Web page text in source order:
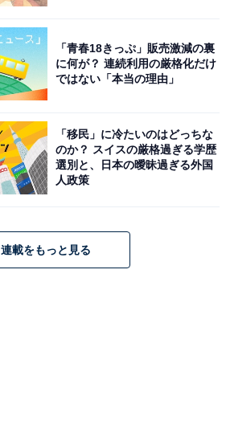
「青春18きっぷ」販売激減の裏
に何が？ 連続利用の厳格化だけ
ではない「本当の理由」
「移民」に冷たいのはどっちな
のか？ スイスの厳格過ぎる学歴
選別と、日本の曖昧過ぎる外国
人政策
連載をもっと見る